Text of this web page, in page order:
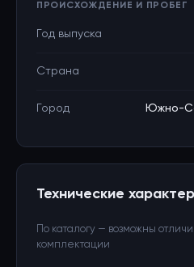
ПРОИСХОЖДЕНИЕ И ПРОБЕГ
Год выпуска
Страна
Город Южно-
Технические
По каталогу — возможны
комплектации